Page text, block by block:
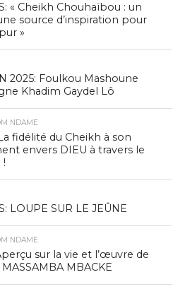
« Cheikh Chouhaïbou : un
source d’inspiration pour
»
2025: Foulkou Mashoune
Khadim Gaydel Lô
NDAME
fidélité du Cheikh à son
envers DIEU à travers le
!
LOUPE SUR LE JEÛNE
NDAME
sur la vie et l’œuvre de
MBACKE